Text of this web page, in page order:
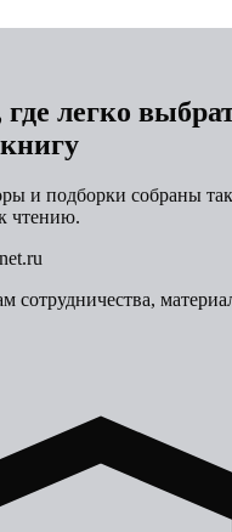
легко
и подборки собраны
чтению.
сотрудничества,